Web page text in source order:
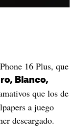
16 Plus, que
Blanco,
que los de
a juego
descargado.